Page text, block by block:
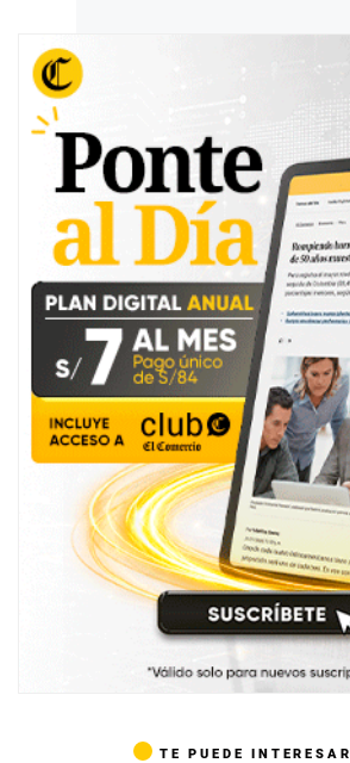
TE PUEDE INTERESAR